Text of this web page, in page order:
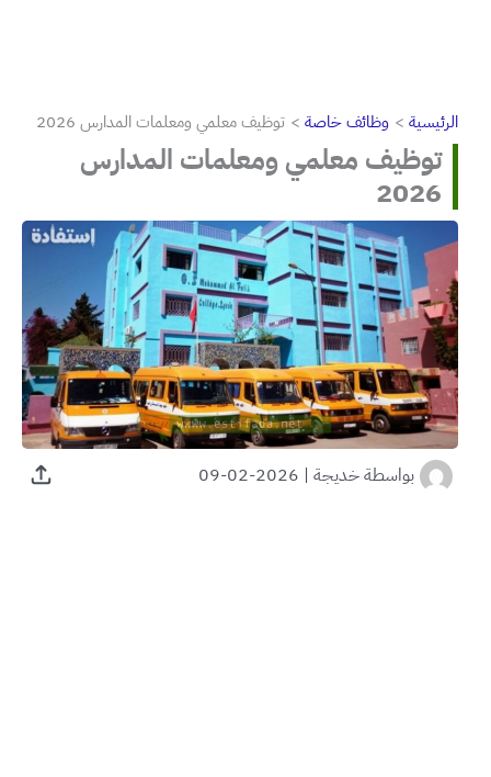
الرئيسية وظائف خاصة توظيف معلمي ومعلمات المدارس 2026
توظيف معلمي ومعلمات المدارس
2026
بواسطةخديجة |
2026-02-09